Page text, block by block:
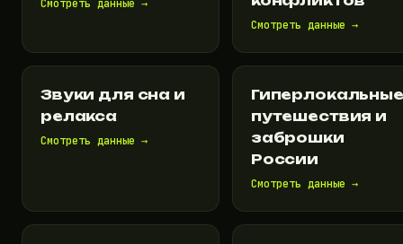
Смотреть данные →
Смотреть данные →
Звуки для сна и
релакса
Смотреть данные →
Гиперлокальные
путешествия и
заброшки
России
Смотреть данные →